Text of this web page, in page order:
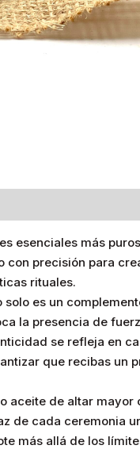
esenciales más
precisión para
rituales.
es un
la presencia de
se refleja en
que recibas
aceite de altar
de cada ceremonia
más allá de los